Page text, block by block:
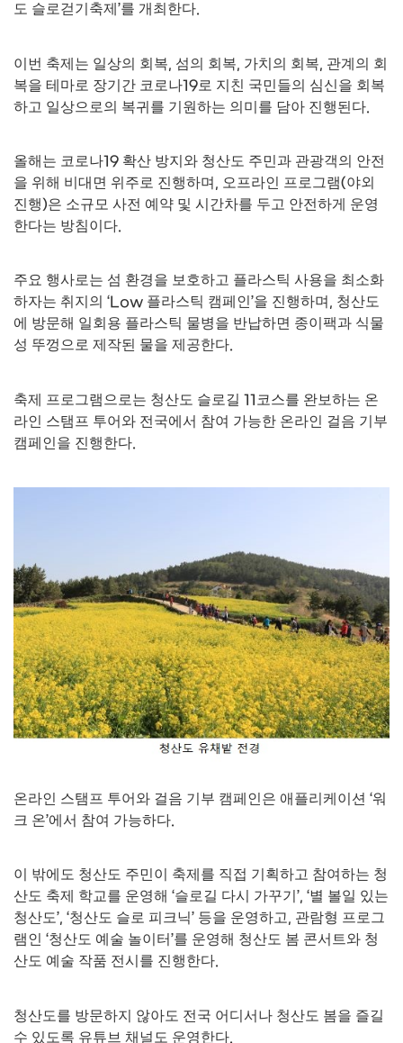
도 슬로걷기축제 ’를 개최한다.
이번 축제는 일상의 회복, 섬의 회복, 가치의 회복, 관계의 회
복을 테마로 장기간 코로나19로 지친 국민들의 심신을 회복
하고 일상으로의 복귀를 기원하는 의미를 담아 진행된다.
올해는 코로나19 확산 방지와 청산도 주민과 관광객의 안전
을 위해 비대면 위주로 진행하며 , 오프라인 프로그램(야외
진행)은 소규모 사전 예약 및 시간차를 두고 안전하게 운영
한다는 방침이다.
주요 행사로는 섬 환경을 보호하고 플라스틱 사용을 최소화
하자는 취지의 ‘Low 플라스틱 캠페인’을 진행하며 , 청산도
에 방문해 일회용 플라스틱 물병을 반납하면 종이팩과 식물
성 뚜껑으로 제작된 물을 제공한다.
축제 프로그램으로는 청산도 슬로길 11 코스를 완보하는 온
라인 스탬프 투어와 전국에서 참여 가능한 온라인 걸음 기부
캠페인을 진행한다.
온라인 스탬프 투어와 걸음 기부 캠페인은 애플리케이션 ‘워
크 온’에서 참여 가능하다.
이 밖에도 청산도 주민이 축제를 직접 기획하고 참여하는 청
산도 축제 학교를 운영해 ‘슬로길 다시 가꾸기 ’, ‘별 볼일 있는
청산도’, ‘청산도 슬로 피크닉’ 등을 운영하고, 관람형 프로그
램인 ‘청산도 예술 놀이터’를 운영해 청산도 봄 콘서트와 청
산도 예술 작품 전시를 진행한다.
청산도를 방문하지 않아도 전국 어디서나 청산도 봄을 즐길
수 있도록 유튜브 채널도 운영한다.